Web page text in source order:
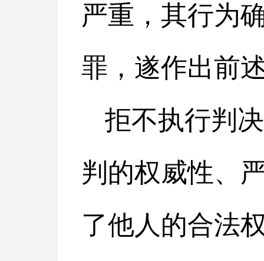
严重，其行为
罪，遂作出前
拒不执行判
判的权威性、
了他人的合法